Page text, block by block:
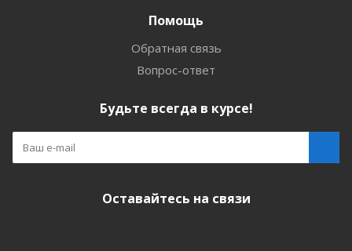
Помощь
Обратная связь
Вопрос-ответ
Будьте всегда в курсе!
Оставайтесь на связи